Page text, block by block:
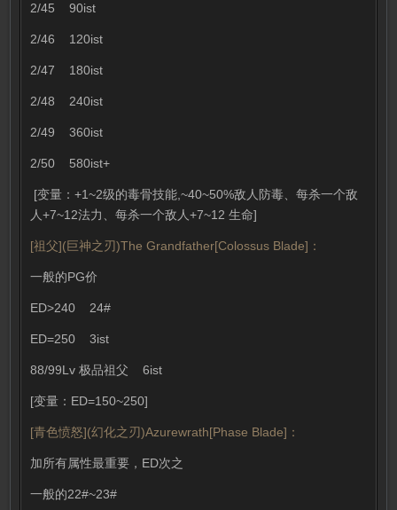
2/45 90ist
2/46 120ist
2/47 180ist
2/48 240ist
2/49 360ist
2/50 580ist+
[变量：+1~2级的毒骨技能,~40~50%敌人防毒、每杀一个敌
人+7~12法力、每杀一个敌人+7~12 生命]
[祖父](巨神之刃)The Grandfather[Colossus Blade]：
一般的PG价
ED>240 24#
ED=250 3ist
88/99Lv 极品祖父 6ist
[变量：ED=150~250]
[青色愤怒](幻化之刃)Azurewrath[Phase Blade]：
加所有属性最重要，ED次之
一般的22#~23#